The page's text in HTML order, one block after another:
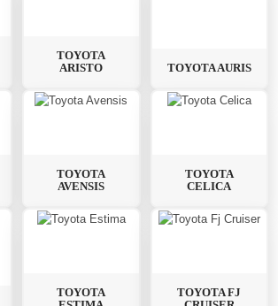
TOYOTA
ARISTO
TOYOTA AURIS
TOYOTA
AVENSIS
TOYOTA
CELICA
TOYOTA
TOYOTA FJ